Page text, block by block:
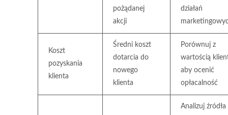
pożądanej
akcji
działań
Koszt
pozyskania
klienta
Średni koszt
dotarcia do
nowego
klienta
Porównuj z
wartością
aby ocenić
opłacalność
Analizuj źródła